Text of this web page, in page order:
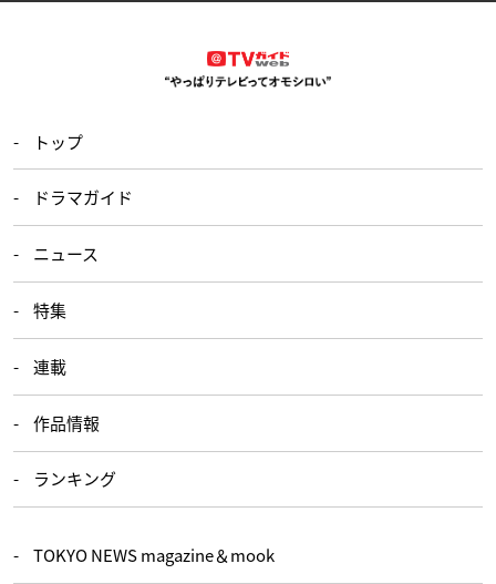
トップ
ドラマガイド
ニュース
特集
連載
作品情報
ランキング
TOKYO NEWS magazine＆mook